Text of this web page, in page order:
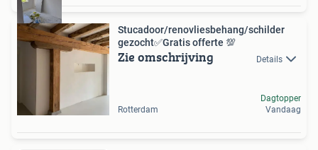
Stucadoor/renovliesbehang/schilder
gezocht✅Gratis offerte 💯
Zie omschrijving Details
Rotterdam
Dagtopper
Vandaag